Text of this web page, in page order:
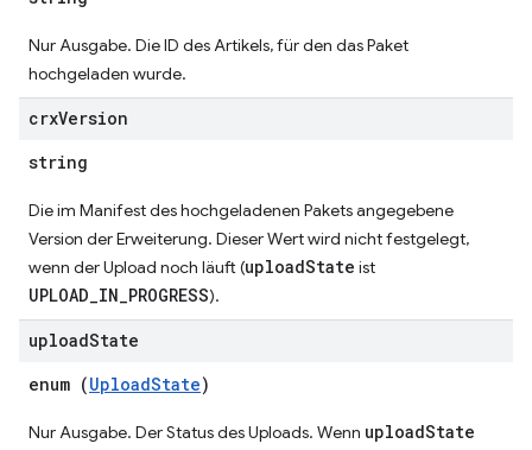
Nur Ausgabe. Die ID des Artikels, für den das Paket
hochgeladen wurde.
crxVersion
string
Die im Manifest des hochgeladenen Pakets angegebene
Version der Erweiterung. Dieser Wert wird nicht festgelegt,
wenn der Upload noch läuft (uploadState ist
UPLOAD_IN_PROGRESS).
uploadState
enum (UploadState)
Nur Ausgabe. Der Status des Uploads. Wenn uploadState